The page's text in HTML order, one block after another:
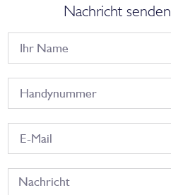
Nachricht senden